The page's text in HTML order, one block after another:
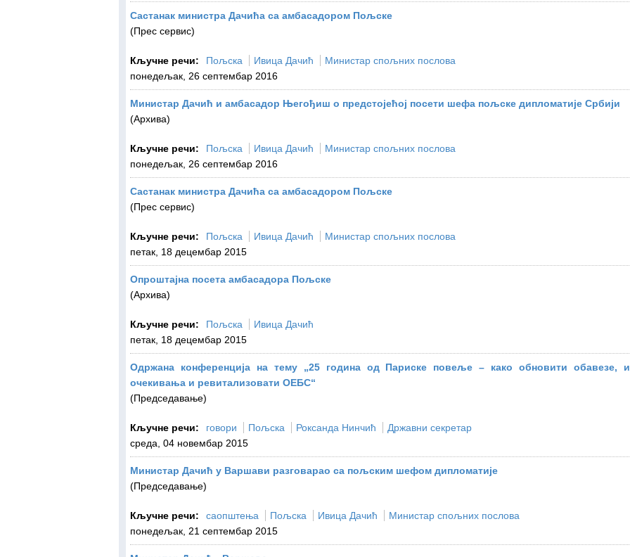
Састанак министра Дачића са амбасадором Пољске
(Прес сервис)
Кључне речи: Пољска Ивица Дачић
Министар спољних послова
понедељак, 26 септембар 2016
Mинистар Дачић и амбасадор Његођиш о предстојећој посети шефа пољске дипломатије Србији
(Архива)
Кључне речи: Пољска Ивица Дачић
Министар спољних послова
понедељак, 26 септембар 2016
Састанак министра Дачића са амбасадором Пољске
(Прес сервис)
Кључне речи: Пољска Ивица Дачић
Министар спољних послова
петак, 18 децембар 2015
Опроштајна посета амбасадора Пољске
(Архива)
Кључне речи: Пољска
Ивица Дачић
петак, 18 децембар 2015
Oдржана конференцијa на тему „25 година од Париске повеље – како обновити обавезе,
очекивања и ревитализовати ОЕБС“
(Председавање)
Кључне речи: говори Пољска Роксанда Нинчић
Државни секретар
среда, 04 новембар 2015
Министар Дачић у Варшави разговарао са пољским шефом дипломатије
(Председавање)
Кључне речи: саопштења Пољска Ивица Дачић
Министар спољних послова
понедељак, 21 септембар 2015